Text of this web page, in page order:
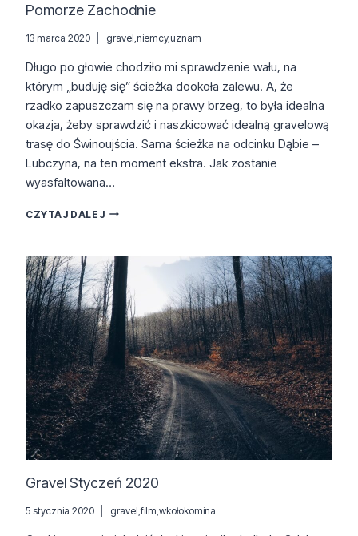
Pomorze Zachodnie
13 marca 2020 gravel niemcy, uznam
Długo po głowie chodziło mi sprawdzenie wału, na
którym „buduję się” ścieżka dookoła zalewu. A, że
rzadko zapuszczam się na prawy brzeg, to była idealna
okazja, żeby sprawdzić i naszkicować idealną gravelową
trasę do Świnoujścia. Sama ścieżka na odcinku Dąbie –
Lubczyna, na ten moment ekstra. Jak zostanie
wyasfaltowana…
CZYTAJ DALEJPOMORZE
Gravel Styczeń 2020
5 stycznia 2020 gravel ,film wkołokomina